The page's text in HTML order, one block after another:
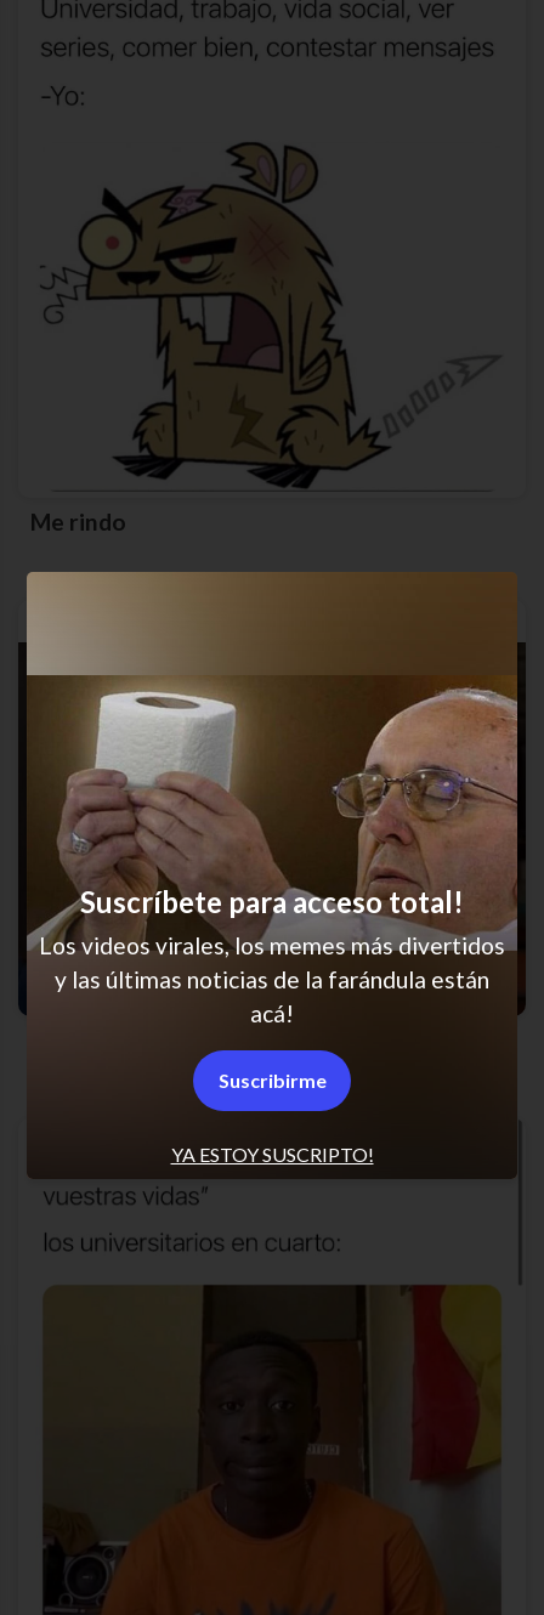
Me rindo
YA ESTOY SUSCRIPTO!
Suscríbete para acceso total!
Los videos virales, los memes más divertidos
y las últimas noticias de la farándula están
acá!
Suscribirme